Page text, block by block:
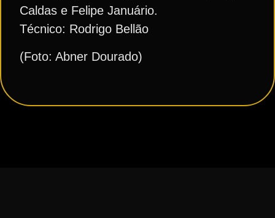
Caldas e Felipe Januário.
Técnico: Rodrigo Bellão
(Foto: Abner Dourado)